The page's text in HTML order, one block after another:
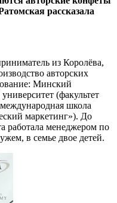
рассказала
из Королёва,
авторских
Минский
(факультет
школа
маркетинг»). До
работала менеджером по
в семье двое детей.